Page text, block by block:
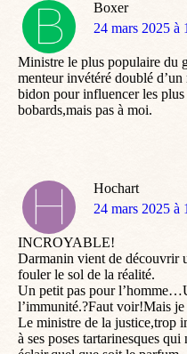
Boxer
dit
24 mars 2025 à
Ministre le plus populaire du
menteur invétéré doublé
bidon pour influencer les plus
bobards,mais pas à moi.
Hochart
dit
24 mars 2025 à
INCROYABLE!
Darmanin vient de découvrir
fouler le sol de la réalité.
Un petit pas pour
l’immunité.?Faut voir!Mais je
Le ministre de la justice,trop
à ses poses tartarinesques